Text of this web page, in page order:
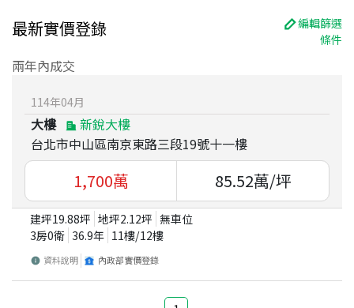
最新實價登錄
編輯篩選
條件
兩年內成交
114年04月
大樓
新銳大樓
台北市中山區南京東路三段19號十一樓
1,700萬 85.52萬/坪
建坪19.88坪 地坪2.12坪 無車位
3房0衛 36.9年 11樓/12樓
資料說明 內政部實價登錄